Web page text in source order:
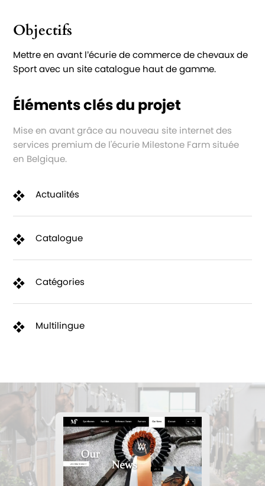
Objectifs
Mettre en avant l’écurie de commerce de chevaux de
Sport avec un site catalogue haut de gamme.
Éléments clés du projet
Mise en avant grâce au nouveau site internet des
services premium de l'écurie Milestone Farm située
en Belgique.
Actualités
Catalogue
Catégories
Multilingue